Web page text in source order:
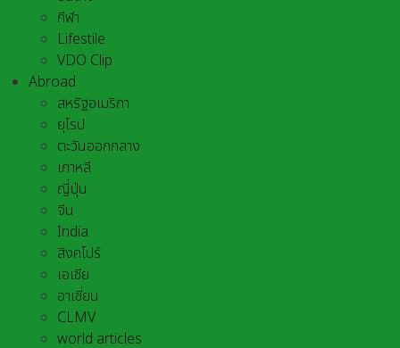
กีฬา
Lifestile
VDO Clip
Abroad
สหรัฐอเมริกา
ยุโรป
ตะวันออกกลาง
เกาหลี
ญี่ปุ่น
จีน
India
สิงคโปร์
เอเชีย
อาเชี่ยน
CLMV
world articles